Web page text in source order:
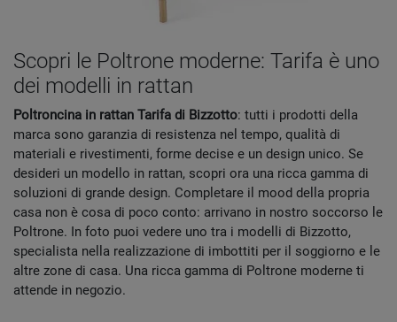
Scopri le Poltrone moderne: Tarifa è uno
dei modelli in rattan
Poltroncina in rattan Tarifa di Bizzotto: tutti i prodotti della
marca sono garanzia di resistenza nel tempo, qualità di
materiali e rivestimenti, forme decise e un design unico. Se
desideri un modello in rattan, scopri ora una ricca gamma di
soluzioni di grande design. Completare il mood della propria
casa non è cosa di poco conto: arrivano in nostro soccorso le
Poltrone. In foto puoi vedere uno tra i modelli di Bizzotto,
specialista nella realizzazione di imbottiti per il soggiorno e le
altre zone di casa. Una ricca gamma di Poltrone moderne ti
attende in negozio.